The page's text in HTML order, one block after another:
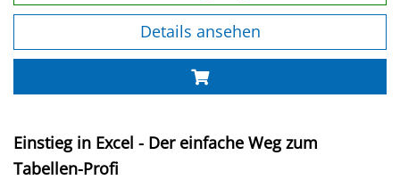
Details ansehen
Einstieg in Excel - Der einfache Weg zum
Tabellen-Profi